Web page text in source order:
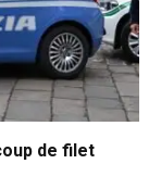
de filet